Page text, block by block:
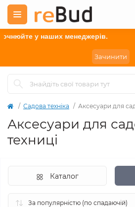
менеджерів.
Зачинити
Садова техніка Аксесуари для
Аксесуари для
техниці
Каталог